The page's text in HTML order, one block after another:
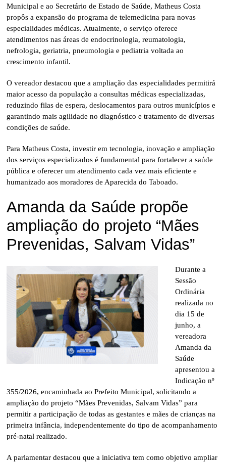
Municipal e ao Secretário de Estado de Saúde, Matheus Costa
propôs a expansão do programa de telemedicina para novas
especialidades médicas. Atualmente, o serviço oferece
atendimentos nas áreas de endocrinologia, reumatologia,
nefrologia, geriatria, pneumologia e pediatria voltada ao
crescimento infantil.
O vereador destacou que a ampliação das especialidades permitirá
maior acesso da população a consultas médicas especializadas,
reduzindo filas de espera, deslocamentos para outros municípios e
garantindo mais agilidade no diagnóstico e tratamento de diversas
condições de saúde.
Para Matheus Costa, investir em tecnologia, inovação e ampliação
dos serviços especializados é fundamental para fortalecer a saúde
pública e oferecer um atendimento cada vez mais eficiente e
humanizado aos moradores de Aparecida do Taboado.
Amanda da Saúde propõe
ampliação do projeto “Mães
Prevenidas, Salvam Vidas”
Durante a
Sessão
Ordinária
realizada no
dia 15 de
junho, a
vereadora
Amanda da
Saúde
apresentou a
Indicação nº
355/2026, encaminhada ao Prefeito Municipal, solicitando a
ampliação do projeto “Mães Prevenidas, Salvam Vidas” para
permitir a participação de todas as gestantes e mães de crianças na
primeira infância, independentemente do tipo de acompanhamento
pré-natal realizado.
A parlamentar destacou que a iniciativa tem como objetivo ampliar